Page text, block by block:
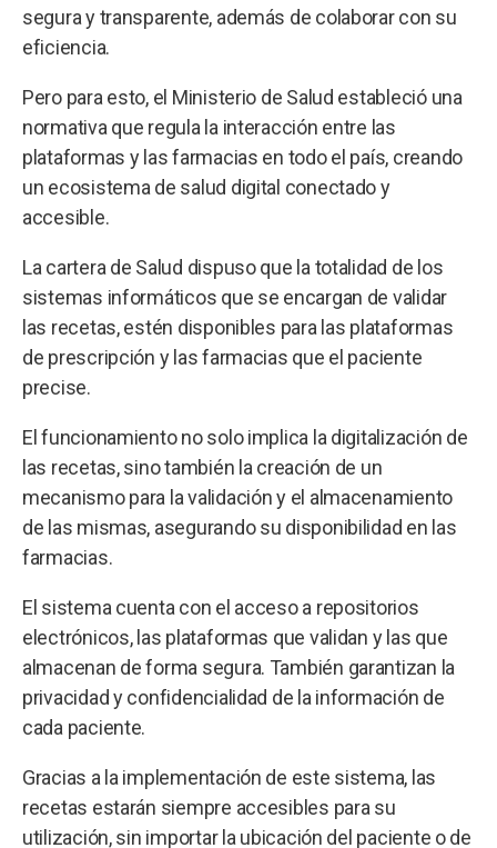
segura y transparente, además de colaborar con su
eficiencia.
Pero para esto, el Ministerio de Salud estableció una
normativa que regula la interacción entre las
plataformas y las farmacias en todo el país, creando
un ecosistema de salud digital conectado y
accesible.
La cartera de Salud dispuso que la totalidad de los
sistemas informáticos que se encargan de validar
las recetas, estén disponibles para las plataformas
de prescripción y las farmacias que el paciente
precise.
El funcionamiento no solo implica la digitalización de
las recetas, sino también la creación de un
mecanismo para la validación y el almacenamiento
de las mismas, asegurando su disponibilidad en las
farmacias.
El sistema cuenta con el acceso a repositorios
electrónicos, las plataformas que validan y las que
almacenan de forma segura. También garantizan la
privacidad y confidencialidad de la información de
cada paciente.
Gracias a la implementación de este sistema, las
recetas estarán siempre accesibles para su
utilización, sin importar la ubicación del paciente o de